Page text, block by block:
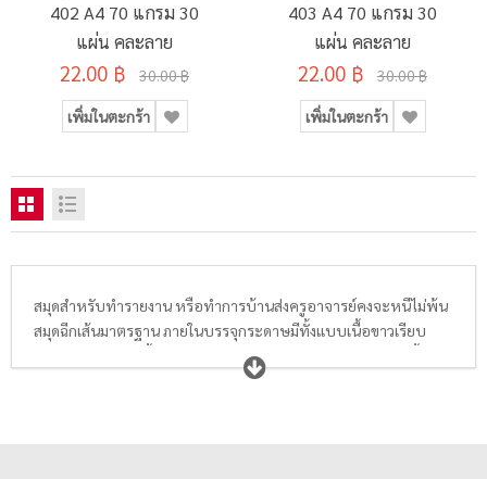
402 A4 70 แกรม 30
แผ่น คละลาย
22.00 ฿ 30.00 ฿
เพิ่มในตะกร้า
403 A4 70 แกรม 30
แผ่น คละลาย
22.00 ฿ 30.00 ฿
เพิ่มในตะกร้า
สมุดสำหรับทำรายงาน หรือทำการบ้านส่งครูอาจารย์คงจะหนีไม่พ้น
สมุดฉีกเส้นมาตรฐาน ภายในบรรจุกระดาษมีทั้งแบบเนื้อขาวเรียบ
ธรรมดาและแบบเนื้อกระดาษ True Write ช่วยถนอมสายตา มีทั้ง
ขนาด A4, A5 และ A6 มีทั้งแบบ 50 แกรม, 60 แกรม, 70 แกรม และ